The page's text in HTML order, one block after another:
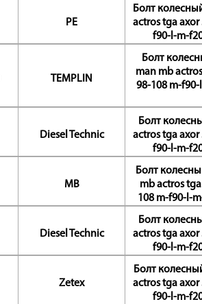
PE
Болт
actros tga axor
f90-l-m-
TEMPLIN
Болт
man mb
98-108 m-
Diesel Technic
Болт
actros tga axor
f90-l-m-
MB
Болт
mb actros
108 m-f90-l-
Diesel Technic
Болт
actros tga axor
f90-l-m-
Zetex
Болт
actros tga axor
f90-l-m-